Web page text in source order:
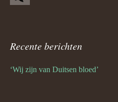
Recente berichten
‘Wij zijn van Duitsen bloed’